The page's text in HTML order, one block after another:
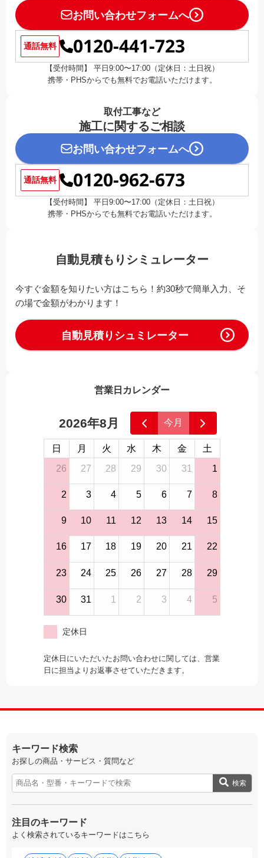
お問い合わせフォームへ
通話無料 0120-441-723
【受付時間】 平日9:00〜17:00（定休日：土日祝）
携帯・PHSからでも無料でお電話いただけます。
取付工事など
施工に関するご相談
お問い合わせフォームへ
通話無料 0120-962-673
【受付時間】 平日9:00〜17:00（定休日：土日祝）
携帯・PHSからでも無料でお電話いただけます。
自動見積もりシミュレーター
今すぐ金額を知りたい方はこちら！約30秒で簡単入力、そ
の場で金額がわかります！
自動見積りシュミレーター
営業日カレンダー
2026年8月 今月
日 月 火 水 木 金
土
26
27 28 29 30 31 1
2 3 4 5 6 7 8
9 10 11 12 13 14 15
16 17 18 19 20 21 22
23 24 25 26 27 28 29
30 31 1 2 3 4 5
定休日
定休日にいただいたお問い合わせに関しては、営業
日に担当よりお返事させていただきます。
キーワード検索
お探しの商品・サービス・質問など
検索
注目のキーワード
よく検索されているキーワードはこちら